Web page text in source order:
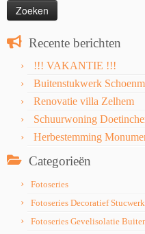
Recente berichten
!!! VAKANTIE !!!
Buitenstukwerk
Renovatie villa Zelhem
Schuurwoning
Herbestemming
Categorieën
Fotoseries
Fotoseries Decoratief Stucwerk
Fotoseries Gevelisolatie